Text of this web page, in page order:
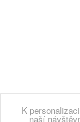
K
naší